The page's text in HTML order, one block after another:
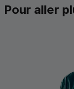
Pour aller